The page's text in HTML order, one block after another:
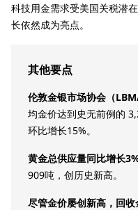
科技用金需求受美国关税潜
长依然成为亮点。
其他要点
伦敦金银市场协会（
均金价达到史无前例的
环比增长15%。
黄金总供应量同比增长3%
909吨，创历史新高。
尽管金价屡创新高，回收